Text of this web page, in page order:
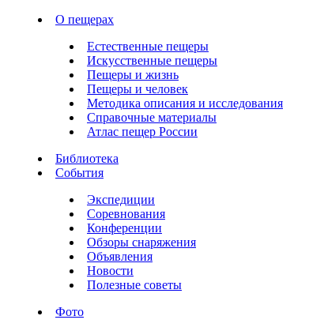
О пещерах
Естественные пещеры
Искусственные пещеры
Пещеры и жизнь
Пещеры и человек
Методика описания и исследования
Справочные материалы
Атлас пещер России
Библиотека
События
Экспедиции
Соревнования
Конференции
Обзоры снаряжения
Объявления
Новости
Полезные советы
Фото